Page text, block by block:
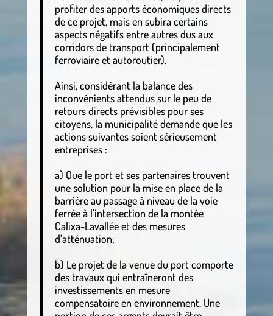
profiter des apports économiques directs
de ce projet, mais en subira certains
aspects négatifs entre autres dus aux
corridors de transport (principalement
ferroviaire et autoroutier).
Ainsi, considérant la balance des
inconvénients attendus sur le peu de
retours directs prévisibles pour ses
citoyens, la municipalité demande que les
actions suivantes soient sérieusement
entreprises :
a) Que le port et ses partenaires trouvent
une solution pour la mise en place de la
barrière au passage à niveau de la voie
ferrée à l’intersection de la montée
Calixa-Lavallée et des mesures
d’atténuation;
b) Le projet de la venue du port comporte
des travaux qui entraîneront des
investissements en mesure
compensatoire en environnement. Une